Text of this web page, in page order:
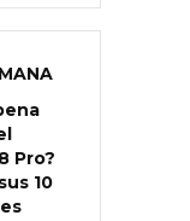
Pro?
10